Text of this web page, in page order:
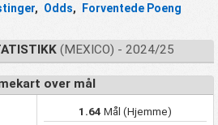
, Odds, Forventede Poeng
(MEXICO) - 2024/25
over mål
1.64 Mål (Hjemme)